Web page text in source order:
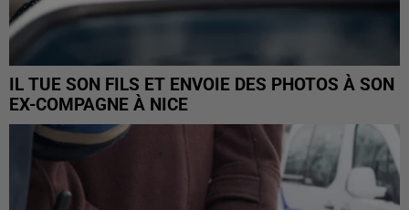
IL TUE SON FILS ET ENVOIE DES PHOTOS À SON
EX-COMPAGNE À NICE